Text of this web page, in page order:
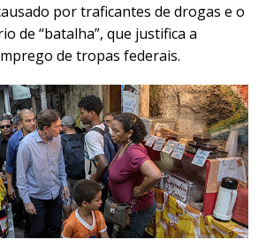
por traficantes de drogas e o
de “batalha”, que justifica a
de tropas federais.